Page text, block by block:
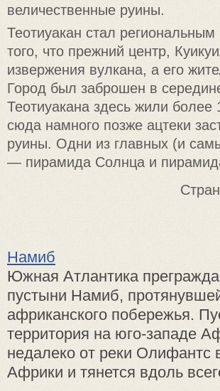
величественные руины.
Теотиуакан стал
того, что прежний центр,
извержения вулкана, а его
Город был заброшен в
Теотиуакана здесь жили
сюда намного позже ацтеки
руины. Одни из главных (и
— пирамида Солнца и
Намиб
Южная Атлантика
пустыни Намиб,
африканского побережья.
территория на юго-западе
недалеко от реки
Африки и тянется вдоль